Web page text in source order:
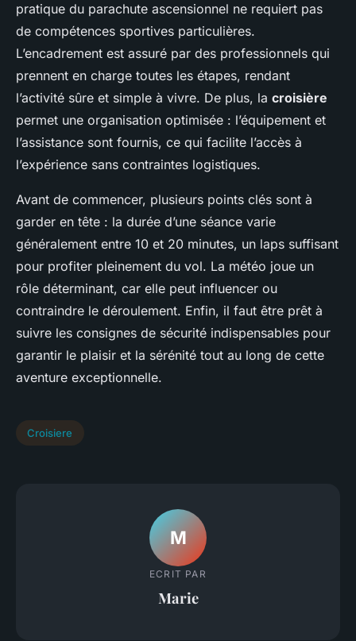
pratique du parachute ascensionnel ne requiert pas
de compétences sportives particulières.
L’encadrement est assuré par des professionnels qui
prennent en charge toutes les étapes, rendant
l’activité sûre et simple à vivre. De plus, la croisière
permet une organisation optimisée : l’équipement et
l’assistance sont fournis, ce qui facilite l’accès à
l’expérience sans contraintes logistiques.
Avant de commencer, plusieurs points clés sont à
garder en tête : la durée d’une séance varie
généralement entre 10 et 20 minutes, un laps suffisant
pour profiter pleinement du vol. La météo joue un
rôle déterminant, car elle peut influencer ou
contraindre le déroulement. Enfin, il faut être prêt à
suivre les consignes de sécurité indispensables pour
garantir le plaisir et la sérénité tout au long de cette
aventure exceptionnelle.
Croisiere
M
ECRIT PAR
Marie